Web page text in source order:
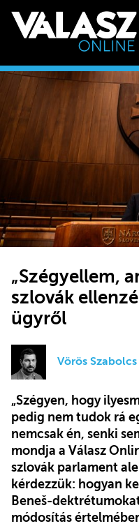
„Szégyellem,
szlovák
ügyről
Vörös Szabolcs
„Szégyen, hogy
pedig nem tudok rá
nemcsak én, senki
mondja a Válasz
szlovák parlament
kérdezzük: hogyan
Beneš-
módosítás